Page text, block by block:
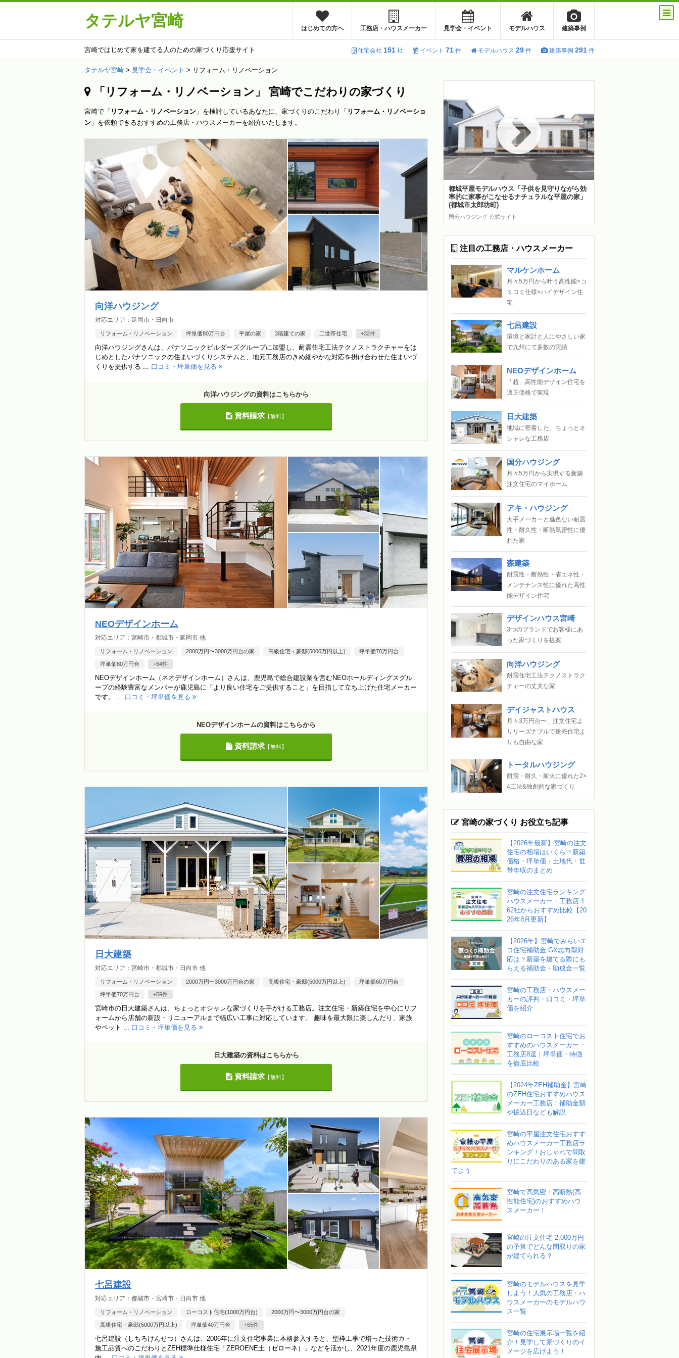
タテルヤ宮崎 はじめての方へ 工務店・ハウスメーカー 見学会・イベント モデルハウス 建築事例
宮崎ではじめて家を建てる人のための家づくり応援サイト 住宅会社 151 社 イベント 71 件 モデルハウス 29 件 建築事例 291 件
タテルヤ宮崎 > 見学会・イベント > リフォーム・リノベーション
「リフォーム・リノベーション」 宮崎でこだわりの家づくり
宮崎で「 リフォーム・リノベーション 」を検討しているあなたに、家づくりのこだわり「 リフォーム・リノベーショ
ン 」を依頼できるおすすめの工務店・ハウスメーカーを紹介いたします。
向洋ハウジング
対応エリア：延岡市・日向市
リフォーム・リノベーション 坪単価80万円台 平屋の家 3階建ての家 二世帯住宅 +32件
向洋ハウジングさんは、パナソニックビルダーズグループに加盟し、耐震住宅工法テクノストラクチャーをは
じめとしたパナソニックの住まいづくりシステムと、地元工務店のきめ細やかな対応を掛け合わせた住まいづ
くりを提供する ... 口コミ・坪単価を見る
向洋ハウジングの資料はこちらから
資料請求【無料】
NEOデザインホーム
対応エリア：宮崎市・都城市・延岡市 他
リフォーム・リノベーション 2000万円〜3000万円台の家 高級住宅・豪邸(5000万円以上) 坪単価70万円台
坪単価80万円台 +64件
NEOデザインホーム（ネオデザインホーム）さんは、鹿児島で総合建設業を営むNEOホールディングスグル
ープの経験豊富なメンバーが鹿児島に「より良い住宅をご提供すること」を目指して立ち上げた住宅メーカー
です。 ... 口コミ・坪単価を見る
NEOデザインホームの資料はこちらから
資料請求【無料】
日大建築
対応エリア：宮崎市・都城市・日向市 他
リフォーム・リノベーション 2000万円〜3000万円台の家 高級住宅・豪邸(5000万円以上) 坪単価60万円台
坪単価70万円台 +59件
宮崎市の日大建築さんは、ちょっとオシャレな家づくりを手がける工務店。注文住宅・新築住宅を中心にリフ
ォームから店舗の新設・リニューアルまで幅広い工事に対応しています。 趣味を最大限に楽しんだり、家族
やペット ... 口コミ・坪単価を見る
日大建築の資料はこちらから
資料請求【無料】
七呂建設
対応エリア：都城市・宮崎市・日向市 他
リフォーム・リノベーション ローコスト住宅(1000万円台) 2000万円〜3000万円台の家
高級住宅・豪邸(5000万円以上) 坪単価40万円台 +65件
七呂建設（しちろけんせつ）さんは、2006年に注文住宅事業に本格参入すると、型枠工事で培った技術カ・
施工品質へのこだわりとZEH標準仕様住宅「ZEROENE土（ゼローネ）」などを活かし、2021年度の鹿児島県
都城平屋モデルハウス「子供を見守りながら効
率的に家事がこなせるナチュラルな平屋の家」
(都城市太郎坊町)
国分ハウジング 公式サイト
注目の工務店・ハウスメーカー
マルケンホーム
月々5万円から叶う高性能×コ
ミコミ仕様×ハイデザイン住
宅
七呂建設
環境と家計と人にやさしい家
で九州にて多数の実績
NEOデザインホーム
「超」高性能デザイン住宅を
適正価格で実現
日大建築
地域に密着した、ちょっとオ
シャレな工務店
国分ハウジング
月々5万円から実現する新築
注文住宅のマイホーム
アキ・ハウジング
大手メーカーと遜色ない耐震
性・耐久性・断熱気密性に優
れた家
森建築
耐震性・断熱性・省エネ性・
メンテナンス性に優れた高性
能デザイン住宅
デザインハウス宮崎
3つのブランドでお客様にあ
った家づくりを提案
向洋ハウジング
耐震住宅工法テクノストラク
チャーの丈夫な家
デイジャストハウス
月々3万円台〜、注文住宅よ
りリーズナブルで建売住宅よ
りも自由な家
トータルハウジング
耐震・耐久・耐火に優れた2×
4工法&独創的な家づくり
宮崎の家づくり お役立ち記事
【2026年最新】宮崎の注文
住宅の相場はいくら？新築
価格・坪単価・土地代・世
帯年収のまとめ
宮崎の注文住宅ランキング
ハウスメーカー・工務店 1
62社からおすすめ比較【20
26年8月更新】
【2026年】宮崎でみらいエ
コ住宅補助金 GX志向型対
応は？新築を建てる際にも
らえる補助金・助成金一覧
宮崎の工務店・ハウスメー
カーの評判・口コミ・坪単
価を紹介
宮崎のローコスト住宅でお
すすめのハウスメーカー・
工務店8選｜坪単価・特徴
を徹底比較
【2024年ZEH補助金】宮崎
のZEH住宅おすすめハウス
メーカー工務店！補助金額
や振込日なども解説
宮崎の平屋注文住宅おすす
めハウスメーカー工務店ラ
ンキング！おしゃれで間取
りにこだわりのある家を建
てよう
宮崎で高気密・高断熱(高
性能住宅)のおすすめハウ
スメーカー！
宮崎の注文住宅 2,000万円
の予算でどんな間取りの家
が建てられる？
宮崎のモデルハウスを見学
しよう！人気の工務店・ハ
ウスメーカーのモデルハウ
ス一覧
宮崎の住宅展示場一覧を紹
介！見学して家づくりのイ
メージを広げよう！